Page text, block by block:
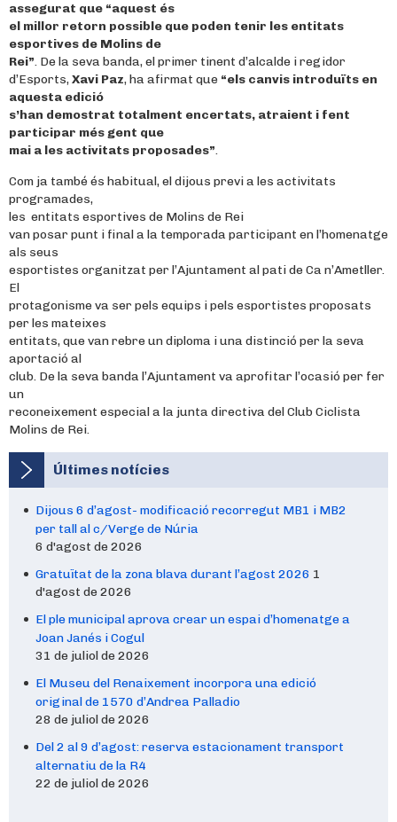
assegurat que “aquest és
el millor retorn possible que poden tenir les entitats
esportives de Molins de
Rei”. De la seva banda, el primer tinent d’alcalde i regidor
d’Esports,Xavi Paz, ha afirmat que “els canvis introduïts en
aquesta edició
s’han demostrat totalment encertats, atraient i fent
participar més gent que
mai a les activitats proposades”.
Com ja també és habitual, el dijous previ a les activitats
programades,
les entitats esportives de Molins de Rei
van posar punt i final a la temporada participant en l’homenatge
als seus
esportistes organitzat per l’Ajuntament al pati de Ca n’Ametller.
El
protagonisme va ser pels equips i pels esportistes proposats
per les mateixes
entitats, que van rebre un diploma i una distinció per la seva
aportació al
club. De la seva banda l’Ajuntament va aprofitar l’ocasió per fer
un
reconeixement especial a la junta directiva del Club Ciclista
Molins de Rei.
Últimes notícies
Dijous 6 d’agost- modificació recorregut MB1 i MB2
per tall al c/Verge de Núria
6 d'agost de 2026
Gratuïtat de la zona blava durant l’agost 2026 1
d'agost de 2026
El ple municipal aprova crear un espai d’homenatge a
Joan Janés i Cogul
31 de juliol de 2026
El Museu del Renaixement incorpora una edició
original de 1570 d’Andrea Palladio
28 de juliol de 2026
Del 2 al 9 d’agost: reserva estacionament transport
alternatiu de la R4
22 de juliol de 2026